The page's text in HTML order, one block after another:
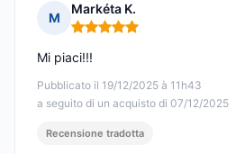
M
Markéta K.
Nota: 5 su 5
Pubblicato il 19/12/2025 à 11h43
a seguito di un acquisto di 07/12/2025
Mi piaci!!!
Recensione tradotta